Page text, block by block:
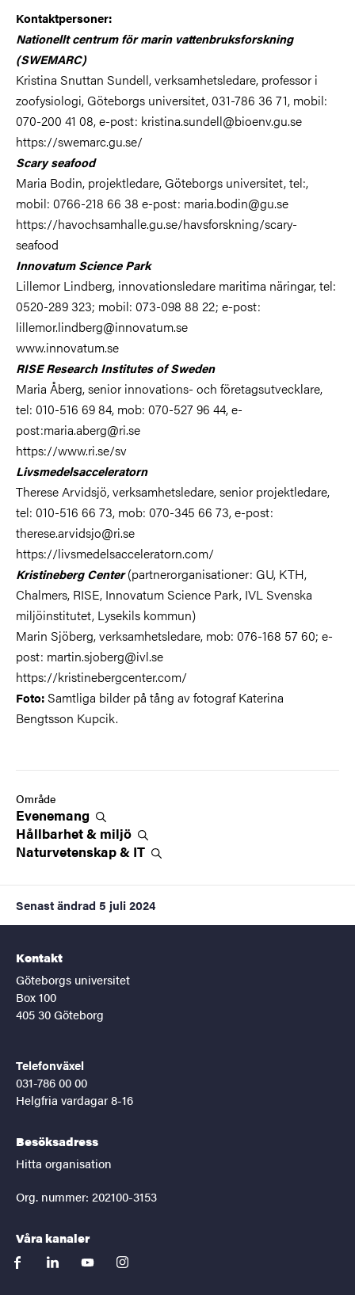
Kontaktpersoner:
Nationellt centrum för marin vattenbruksforskning
(SWEMARC)
Kristina Snuttan Sundell, verksamhetsledare, professor i
zoofysiologi, Göteborgs universitet, 031-786 36 71, mobil:
070-200 41 08, e-post: kristina.sundell@bioenv.gu.se
https://swemarc.gu.se/
Scary seafood
Maria Bodin, projektledare, Göteborgs universitet, tel:,
mobil: 0766-218 66 38 e-post: maria.bodin@gu.se
https://havochsamhalle.gu.se/havsforskning/scary-
seafood
Innovatum Science Park
Lillemor Lindberg, innovationsledare maritima näringar, tel:
0520-289 323; mobil: 073-098 88 22; e-post:
lillemor.lindberg@innovatum.se
www.innovatum.se
RISE Research Institutes of Sweden
Maria Åberg, senior innovations- och företagsutvecklare,
tel: 010-516 69 84, mob: 070-527 96 44, e-
post:maria.aberg@ri.se
https://www.ri.se/sv
Livsmedelsacceleratorn
Therese Arvidsjö, verksamhetsledare, senior projektledare,
tel: 010-516 66 73, mob: 070-345 66 73, e-post:
therese.arvidsjo@ri.se
https://livsmedelsacceleratorn.com/
Kristineberg Center(partnerorganisationer: GU, KTH,
Chalmers, RISE, Innovatum Science Park, IVL Svenska
miljöinstitutet, Lysekils kommun)
Marin Sjöberg, verksamhetsledare, mob: 076-168 57 60; e-
post: martin.sjoberg@ivl.se
https://kristinebergcenter.com/
Foto: Samtliga bilder på tång av fotografKaterina
Bengtsson Kupcik.
Område
Evenemang
Hållbarhet & miljö
Naturvetenskap & IT
Senast ändrad 5 juli 2024
Kontakt
Göteborgs universitet
Box 100
405 30 Göteborg
Telefonväxel
031-786 00 00
Helgfria vardagar 8-16
Besöksadress
Hitta organisation
Org. nummer: 202100-3153
Våra kanaler
facebooklinkedinyoutubeinstagram